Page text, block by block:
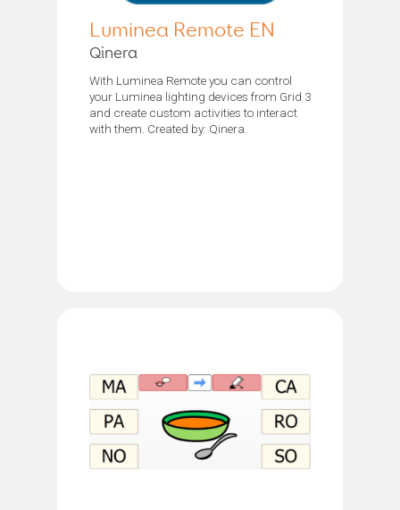
Luminea Remote EN
Qinera
With Luminea Remote you can control
your Luminea lighting devices from Grid 3
and create custom activities to interact
with them. Created by: Qinera.